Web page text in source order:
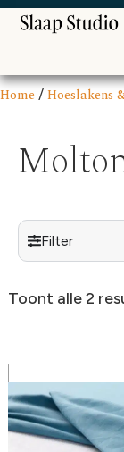
Home / Hoeslakens
Filter
Toont alle 2